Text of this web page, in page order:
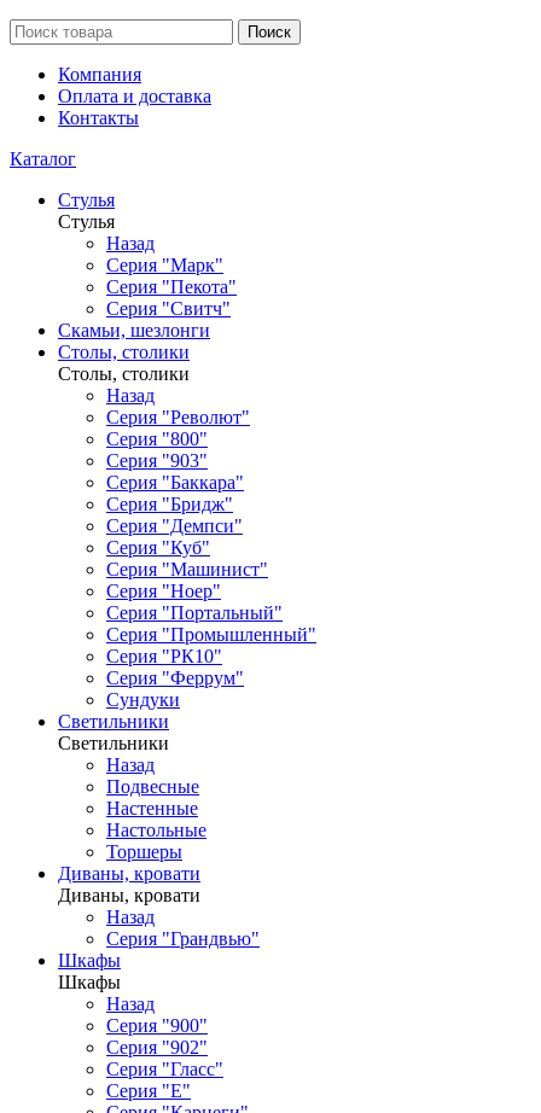
Поиск
Компания
Оплата и доставка
Контакты
Каталог
Стулья
Стулья
Назад
Серия "Марк"
Серия "Пекота"
Серия "Свитч"
Скамьи, шезлонги
Столы, столики
Столы, столики
Назад
Серия "Револют"
Серия "800"
Серия "903"
Серия "Баккара"
Серия "Бридж"
Серия "Демпси"
Серия "Куб"
Серия "Машинист"
Серия "Ноер"
Серия "Портальный"
Серия "Промышленный"
Серия "РК10"
Серия "Феррум"
Сундуки
Светильники
Светильники
Назад
Подвесные
Настенные
Настольные
Торшеры
Диваны, кровати
Диваны, кровати
Назад
Серия "Грандвью"
Шкафы
Шкафы
Назад
Серия "900"
Серия "902"
Серия "Гласс"
Серия "Е"